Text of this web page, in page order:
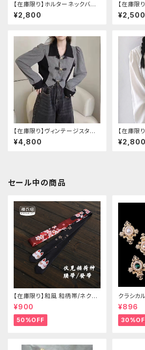
【在庫限り】ホルターネックバッ
クリボンチャイナシャツ
¥2,800
【在庫限
パーカー
¥2,500
【在庫限り】ヴィンテージスタイ
ルバックルベルトシャツ
¥4,800
【在庫限
タンカラ
¥2,800
セール中の商品
【在庫限り】和風 和柄帯/ネクタ
イ/リボン（狐面/金魚
¥900
50%OFF
クラシカ
¥896